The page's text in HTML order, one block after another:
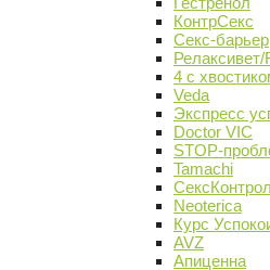
КонтрСекс
Секс-барьер
4 с
Veda
Экспресс
Doctor VIC
STOP-
Tamachi
Neoterica
Курс
AVZ
Апиценна